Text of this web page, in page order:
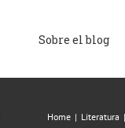
Sobre el blog
Home | Literatura |